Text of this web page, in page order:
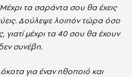
τα σαράντα σου θα έχεις
Δούλεψε λοιπόν τώρα όσο
γιατί μέχρι τα 40 σου θα έχουν
συνέβη.
για έναν ηθοποιό και